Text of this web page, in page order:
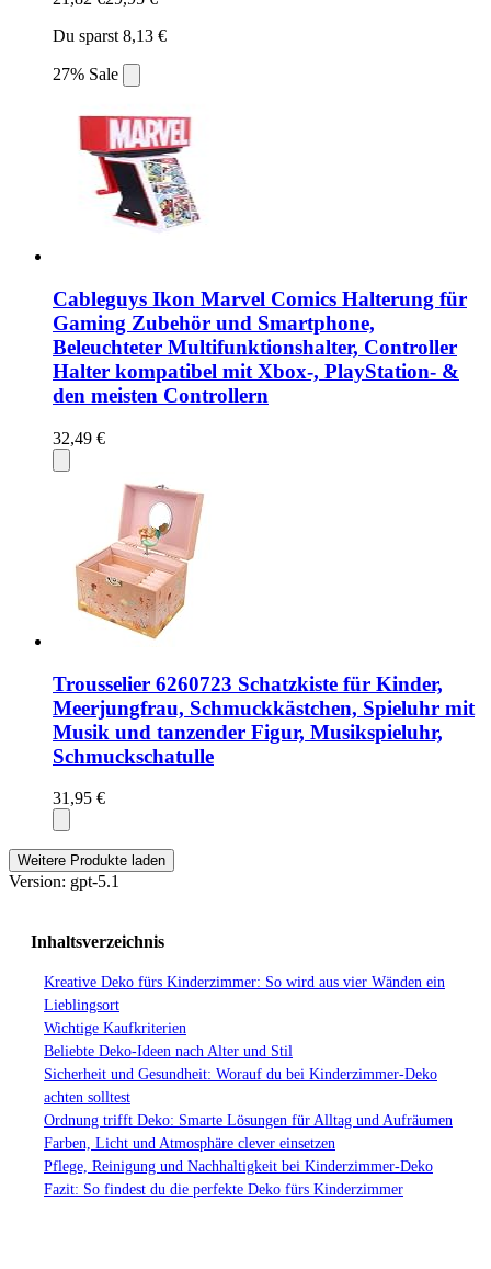
Du sparst 8,13 €
27% Sale
Cableguys Ikon Marvel Comics Halterung für
Gaming Zubehör und Smartphone,
Beleuchteter Multifunktionshalter, Controller
Halter kompatibel mit Xbox-, PlayStation- &
den meisten Controllern
32,49 €
Trousselier 6260723 Schatzkiste für Kinder,
Meerjungfrau, Schmuckkästchen, Spieluhr mit
Musik und tanzender Figur, Musikspieluhr,
Schmuckschatulle
31,95 €
Weitere Produkte laden
Version: gpt-5.1
Inhaltsverzeichnis
Kreative Deko fürs Kinderzimmer: So wird aus vier Wänden ein
Lieblingsort
Wichtige Kaufkriterien
Beliebte Deko-Ideen nach Alter und Stil
Sicherheit und Gesundheit: Worauf du bei Kinderzimmer-Deko
achten solltest
Ordnung trifft Deko: Smarte Lösungen für Alltag und Aufräumen
Farben, Licht und Atmosphäre clever einsetzen
Pflege, Reinigung und Nachhaltigkeit bei Kinderzimmer-Deko
Fazit: So findest du die perfekte Deko fürs Kinderzimmer